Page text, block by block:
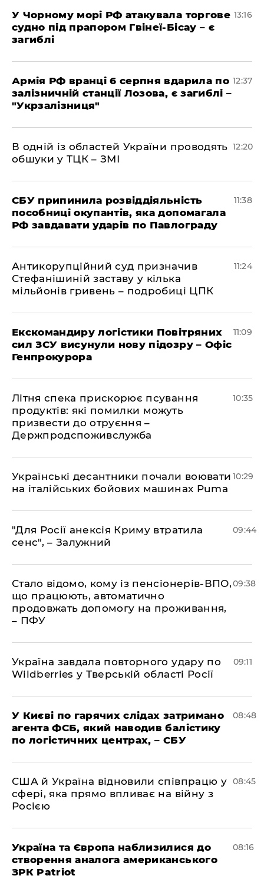
У Чорному морі РФ атакувала торгове
судно під прапором Гвінеї-Бісау – є
загиблі
13:16
Армія РФ вранці 6 серпня вдарила по
залізничній станції Лозова, є загиблі –
"Укрзалізниця"
12:37
В одній із областей України проводять
обшуки у ТЦК – ЗМІ
12:20
СБУ припинила розвіддіяльність
пособниці окупантів, яка допомагала
РФ завдавати ударів по Павлограду
11:38
Антикорупційний суд призначив
Стефанішиній заставу у кілька
мільйонів гривень – подробиці ЦПК
11:24
Екскомандиру логістики Повітряних
сил ЗСУ висунули нову підозру – Офіс
Генпрокурора
11:09
Літня спека прискорює псування
продуктів: які помилки можуть
призвести до отруєння –
Держпродспоживслужба
10:35
Українські десантники почали воювати
на італійських бойових машинах Puma
10:29
"Для Росії анексія Криму втратила
сенс", – Залужний
09:44
Стало відомо, кому із пенсіонерів-ВПО,
що працюють, автоматично
продовжать допомогу на проживання,
– ПФУ
09:38
Україна завдала повторного удару по
Wildberries у Тверській області Росії
09:11
У Києві по гарячих слідах затримано
агента ФСБ, який наводив балістику
по логістичних центрах, – СБУ
08:48
США й Україна відновили співпрацю у
сфері, яка прямо впливає на війну з
Росією
08:45
Україна та Європа наблизилися до
створення аналога американського
ЗРК Patriot
08:16